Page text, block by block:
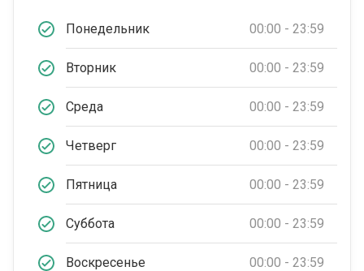
Понедельник 00:00 - 23:59
Вторник 00:00 - 23:59
Среда 00:00 - 23:59
Четверг 00:00 - 23:59
Пятница 00:00 - 23:59
Суббота 00:00 - 23:59
Воскресенье 00:00 - 23:59